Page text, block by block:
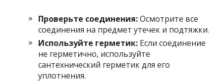
Проверьте соединения:Осмотрите все
соединения на предмет утечек и подтяжки.
Используйте герметик: Если соединение
не герметично, используйте
сантехнический герметик для его
уплотнения.